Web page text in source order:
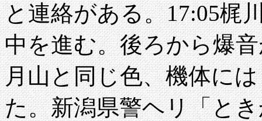
と連絡がある。17:05梶
中を進む。後ろから爆
月山と同じ色、機体に
た。新潟県警ヘリ「と